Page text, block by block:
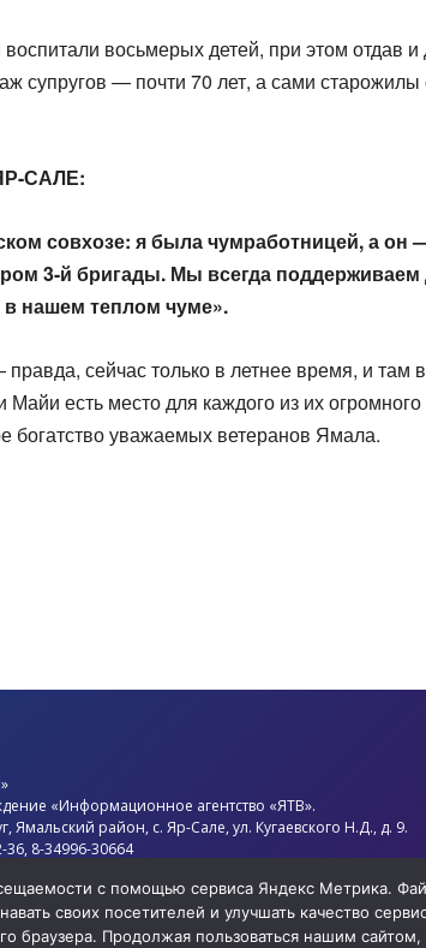
восьмерых детей, при этом отдав и
супругов — почти 70 лет, а сами старожилы
САЛЕ:​
совхозе: я была чумработницей, а он
3-й бригады. Мы всегда поддерживаем
в нашем теплом чуме».​
сейчас только в летнее время, и там
есть место для каждого из их огромного
богатство уважаемых ветеранов Ямала.
«Информационное агентство «ЯТВ».
Ямальский район, с. Яр-Сале, ул. Кугаевского Н.Д., д. 9.
8-34996-30664
Олег Анатольевичс помощью сервиса Яндекс Метрика.
своих посетителей и улучшать качество
браузера. Продолжая пользоваться нашим